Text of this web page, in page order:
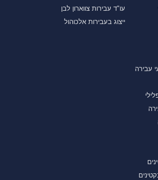
עו"ד עבירות צווארון לבן
ייצוג בעבירות אלכוהול
עבירה